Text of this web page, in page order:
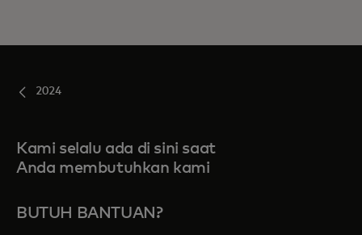
2024
Kami selalu ada di sini saat
Anda membutuhkan kami
BUTUH BANTUAN?